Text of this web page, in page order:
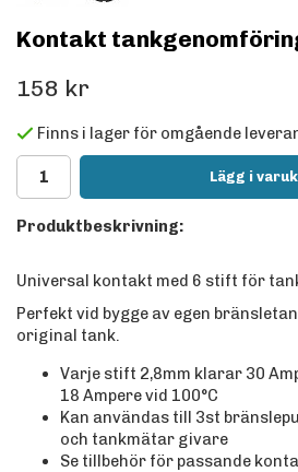
Kontakt
158 kr
Finns i lager för omgående
Lägg i
Produktbeskrivning:
Universal kontakt med 6 stift för
Perfekt vid bygge av egen
original tank.
Varje stift 2,8mm klarar 30
18 Ampere vid 100°C
Kan användas till 3st
och tankmätar givare
Se tillbehör för passande